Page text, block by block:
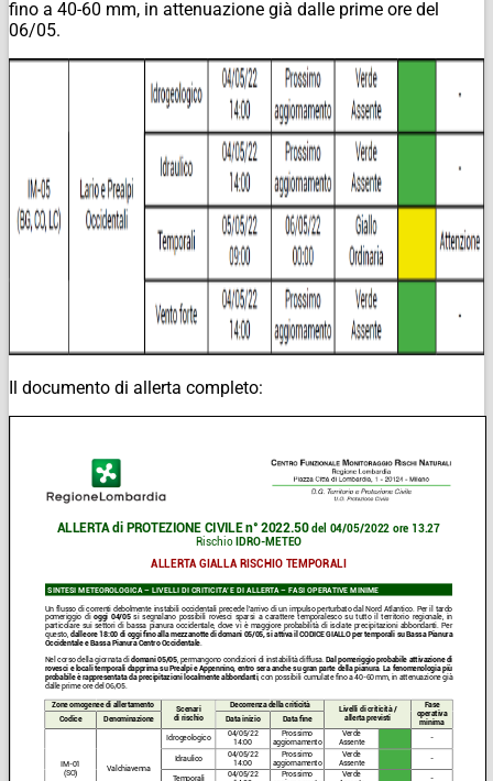
fino a 40-60 mm, in attenuazione già dalle prime ore del
06/05.
Il documento di allerta completo: